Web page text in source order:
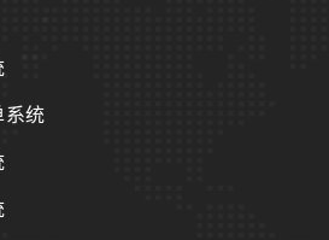
统